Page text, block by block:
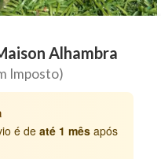
Alhambra
Imposto)
é de até 1 mês após